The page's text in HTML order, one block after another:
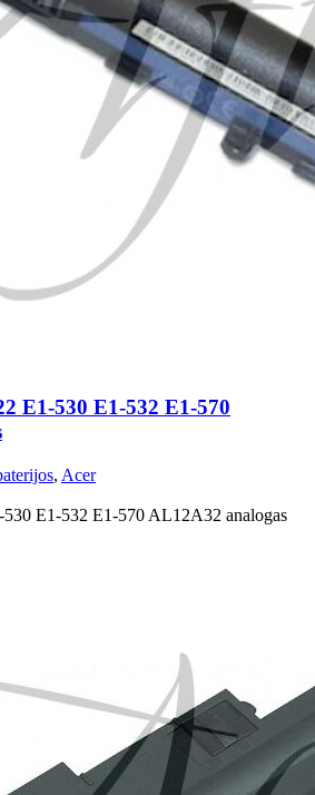
E1-530 E1-532 E1-570
, Acer
E1-532 E1-570 AL12A32 analogas